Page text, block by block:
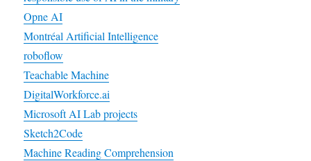
Opne AI
Montréal Artificial Intelligence
roboflow
Teachable Machine
DigitalWorkforce.ai
Microsoft AI Lab projects
Sketch2Code
Machine Reading Comprehension